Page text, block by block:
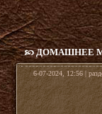
ДОМАШНЕЕ
6-07-2024, 12:56 |